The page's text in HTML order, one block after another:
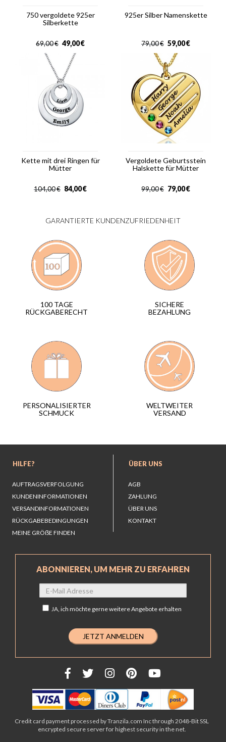
750 vergoldete 925er
Silberkette
€
69,00 €
49,00
925er Silber Namenskette
€
79,00 €
59,00
Kette mit drei Ringen für
Mütter
€
104,00 €
84,00
Vergoldete Geburtsstein
Halskette für Mütter
€
99,00 €
79,00
GARANTIERTE KUNDENZUFRIEDENHEIT
100 TAGE
RÜCKGABERECHT
SICHERE
BEZAHLUNG
PERSONALISIERTER
SCHMUCK
WELTWEITER
VERSAND
HILFE?
AUFTRAGSVERFOLGUNG
KUNDENINFORMATIONEN
VERSANDINFORMATIONEN
RÜCKGABEBEDINGUNGEN
MEINE GRÖẞE FINDEN
ÜBER UNS
AGB
ZAHLUNG
ÜBER UNS
KONTAKT
ABONNIEREN, UM MEHR ZU ERFAHREN
JA, ich möchte gerne weitere Angebote erhalten
Credit card payment processed by Tranzila.com Inc through 2048-Bit SSL
encrypted secure server for highest security in the net.